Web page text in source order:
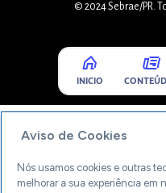
© 2024 Sebrae/PR.
INICIO
Aviso de Cookies
Nós usamos cookies e outras
melhorar a sua experiência em